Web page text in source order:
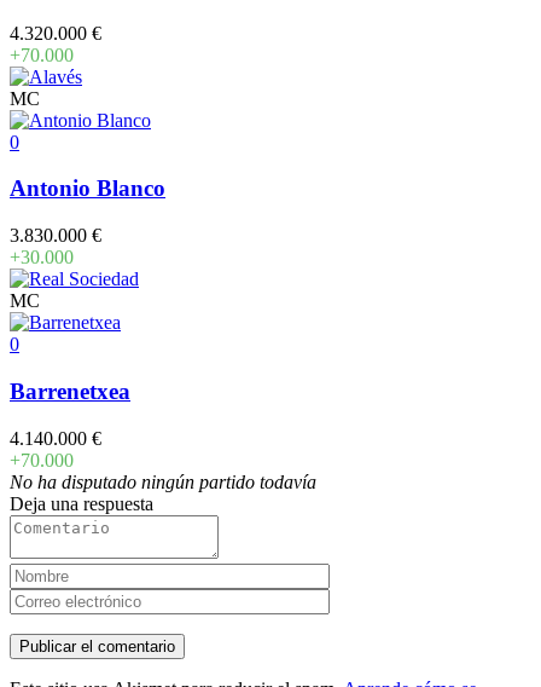
4.320.000 €
+70.000
MC
0
Antonio Blanco
3.830.000 €
+30.000
MC
0
Barrenetxea
4.140.000 €
+70.000
No ha disputado ningún partido todavía
Deja una respuesta